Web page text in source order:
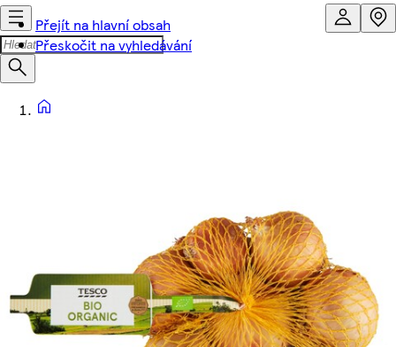
Přejít na hlavní obsah
Přeskočit na vyhledávání